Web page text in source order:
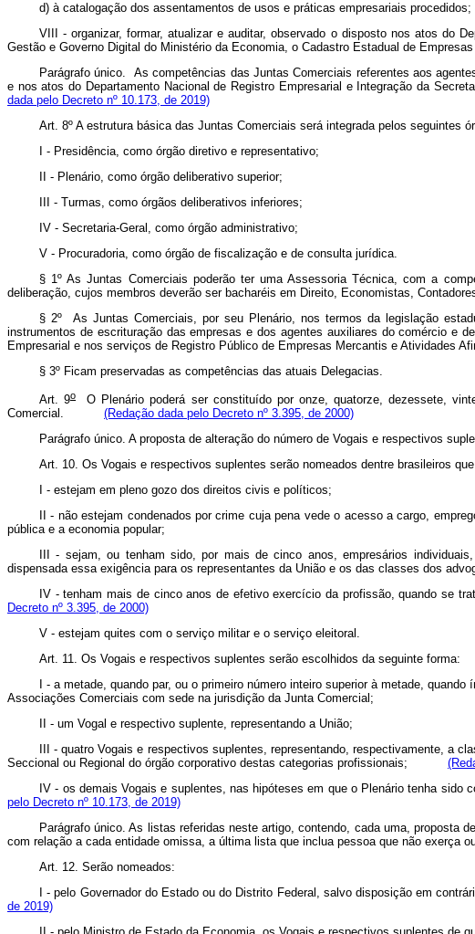
d) à catalogação dos assentamentos de usos e práticas empresariais
VIII - organizar, formar, atualizar e auditar, observado o disposto nos atos do
Gestão e Governo Digital do Ministério da Economia, o Cadastro Estadual de
Parágrafo único. As competências das Juntas Comerciais referentes aos
e nos atos do Departamento Nacional de Registro Empresarial e Integração da
dada pelo Decreto nº 10.173, de 2019)
Art. 8º A estrutura básica das Juntas Comerciais será integrada pelos seguintes
I - Presidência, como órgão diretivo e representativo;
II - Plenário, como órgão deliberativo superior;
III - Turmas, como órgãos deliberativos inferiores;
IV - Secretaria-Geral, como órgão administrativo;
V - Procuradoria, como órgão de fiscalização e de consulta jurídica.
§ 1º As Juntas Comerciais poderão ter uma Assessoria Técnica, com a
deliberação, cujos membros deverão ser bacharéis em Direito, Economistas,
§ 2º As Juntas Comerciais, por seu Plenário, nos termos da legislação
instrumentos de escrituração das empresas e dos agentes auxiliares do comércio e
Empresarial e nos serviços de Registro Público de Empresas Mercantis e
§ 3º Ficam preservadas as competências das atuais Delegacias.
Art. 9o
O Plenário poderá ser constituído por onze, quatorze, dezessete,
Comercial. (Redação dada pelo Decreto nº 3.395, de 2000)
Parágrafo único. A proposta de alteração do número de Vogais e respectivos
Art. 10. Os Vogais e respectivos suplentes serão nomeados dentre brasileiros
I - estejam em pleno gozo dos direitos civis e políticos;
II - não estejam condenados por crime cuja pena vede o acesso a cargo,
pública e a economia popular;
III - sejam, ou tenham sido, por mais de cinco anos, empresários
dispensada essa exigência para os representantes da União e os das classes dos
IV - tenham mais de cinco anos de efetivo exercício da profissão, quando
Decreto nº 3.395, de 2000)
V - estejam quites com o serviço militar e o serviço eleitoral.
Art. 11. Os Vogais e respectivos suplentes serão escolhidos da seguinte forma:
I - a metade, quando par, ou o primeiro número inteiro superior à metade,
Associações Comerciais com sede na jurisdição da Junta Comercial;
II - um Vogal e respectivo suplente, representando a União;
III - quatro Vogais e respectivos suplentes, representando, respectivamente, a
Seccional ou Regional do órgão corporativo destas categorias profissionais;
IV - os demais Vogais e suplentes, nas hipóteses em que o Plenário tenha
pelo Decreto nº 10.173, de 2019)
Parágrafo único. As listas referidas neste artigo, contendo, cada uma, proposta
com relação a cada entidade omissa, a última lista que inclua pessoa que não exerça
Art. 12. Serão nomeados:
I - pelo Governador do Estado ou do Distrito Federal, salvo disposição em
de 2019)